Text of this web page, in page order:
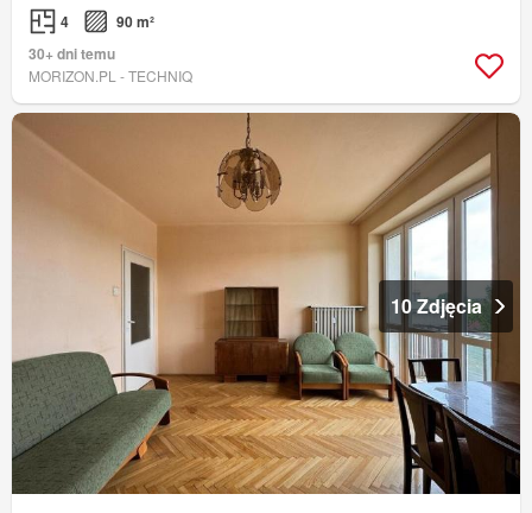
4
90 m²
30+ dni temu
MORIZON.PL - TECHNIQ
10 Zdjęcia